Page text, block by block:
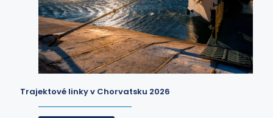
Trajektové linky v Chorvatsku 2026